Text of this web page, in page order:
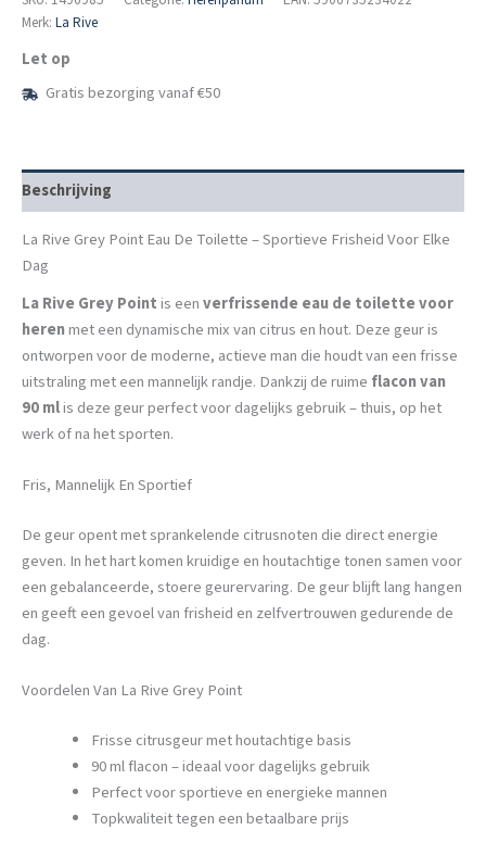
Eau
Toilette
90
Ml
Merk: La Rive
Let op
Gratis bezorging vanaf €50
Beschrijving
La Rive Grey Point Eau De Toilette – Sportieve Frisheid Voor Elke
Dag
La Rive Grey Pointis eenverfrissende eau de toilette voor
herenmet een dynamische mix van citrus en hout. Deze geur is
ontworpen voor de moderne, actieve man die houdt van een frisse
uitstraling met een mannelijk randje. Dankzij de ruime flacon van
90 mlis deze geur perfect voor dagelijks gebruik – thuis, op het
werk of na het sporten.
Fris, Mannelijk En Sportief
De geur opent met sprankelende citrusnoten die direct energie
geven. In het hart komen kruidige en houtachtige tonen samen voor
een gebalanceerde, stoere geurervaring. De geur blijft lang hangen
en geeft een gevoel van frisheid en zelfvertrouwen gedurende de
dag.
Voordelen Van La Rive Grey Point
Frisse citrusgeur met houtachtige basis
90 ml flacon – ideaal voor dagelijks gebruik
Perfect voor sportieve en energieke mannen
Topkwaliteit tegen een betaalbare prijs